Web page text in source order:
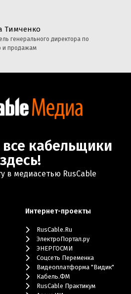
Тимченко
генерального директора по
и продажам
кабельщики
здесь!
в медиасетью RusCable
Интернет-проекты
RusCable.Ru
ЭлектроПортал.ру
ЭНЕРГОСМИ
Cоцсеть Переменка
Видеоплатформа "Видик"
Кабель.ФМ
RusCable Практикум